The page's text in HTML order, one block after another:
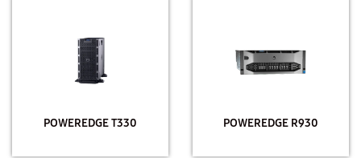
POWEREDGE T330 POWEREDGE R930